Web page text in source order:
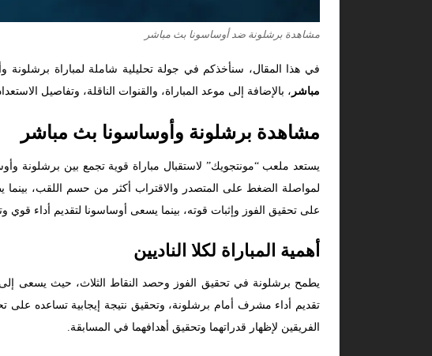
مشاهدة برشلونة ضد أوساسونا بث مباشر
في هذا المقال، سنأخذكم في جولة تحليلية شاملة لمباراة
مباشر ، بالإضافة إلى موعد المباراة، والقنوات الناقلة، وتفاصيل
مشاهدة برشلونة وأوساسونا بث مباشر
يستعد ملعب “مونتجويك” لاستقبال مباراة قوية تجمع بين برشلونة
لمواصلة الضغط على المتصدر والاقتراب أكثر من حسم اللقب، بينما
على تحقيق الفوز وإثبات قوته، بينما يسعى أوساسونا لتقديم أداء قوي
أهمية المباراة لكلا الناديين
يطمح برشلونة في تحقيق الفوز وحصد النقاط الثلاث، حيث يسعى
تقديم أداء مشرف أمام برشلونة، وتحقيق نتيجة إيجابية تساعده على
الفريقين لإظهار قدراتهما وتحقيق أهدافهما في المسابقة.